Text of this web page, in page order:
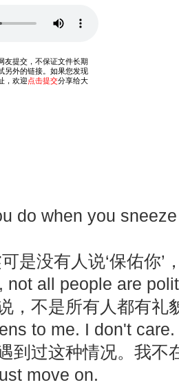
do when you
是没有人说‘保佑你’
not all people are
，不是所有人都有礼
to me. I don't care.
到过这种情况。我不
move on.